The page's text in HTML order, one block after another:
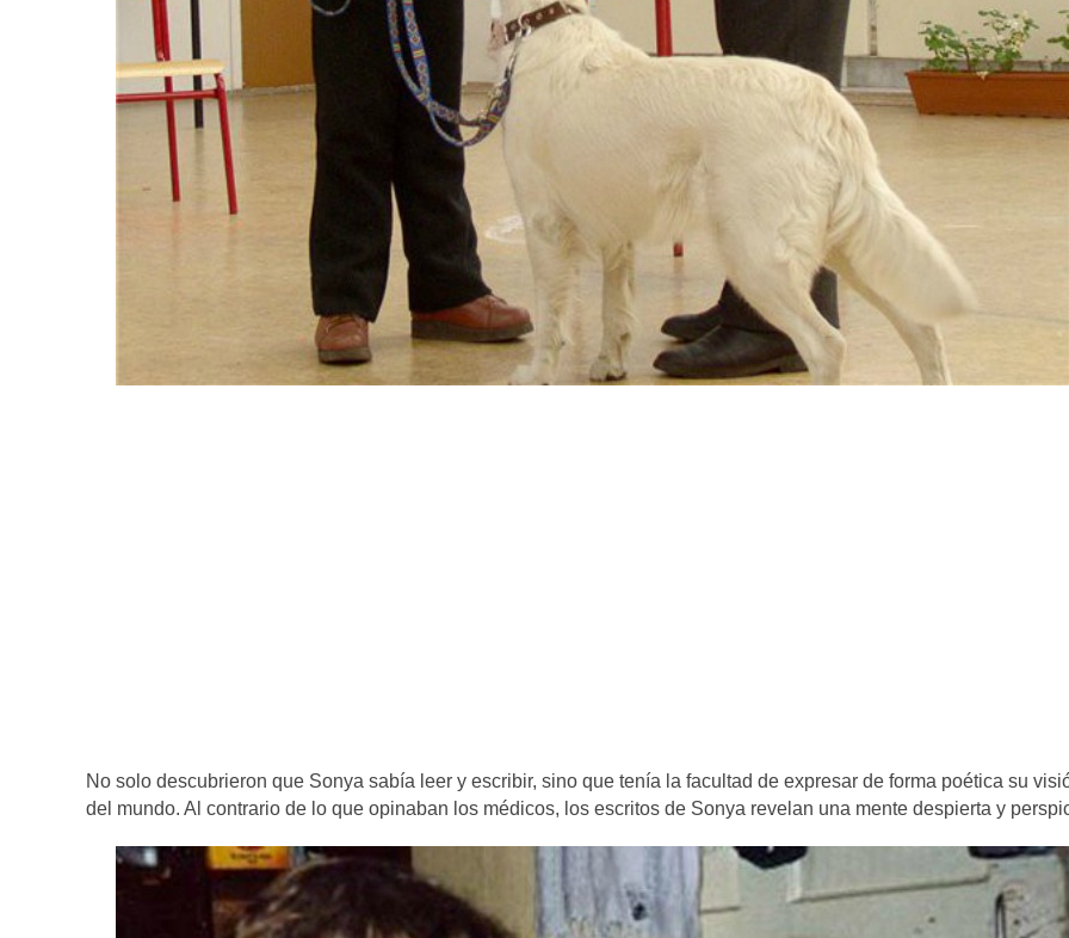
No solo descubrieron que Sonya sabía leer y escribir, sino que tenía la facultad de expresar de forma poética su
del mundo. Al contrario de lo que opinaban los médicos, los escritos de Sonya revelan una mente despierta y